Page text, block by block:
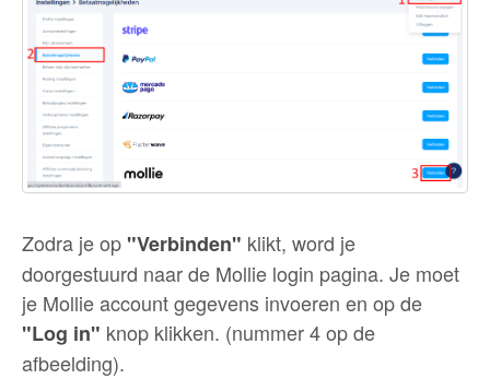
Zodra je op "Verbinden" klikt, word je
doorgestuurd naar de Mollie login pagina. Je moet
je Mollie account gegevens invoeren en op de
"Log in" knop klikken. (nummer 4 op de
afbeelding).